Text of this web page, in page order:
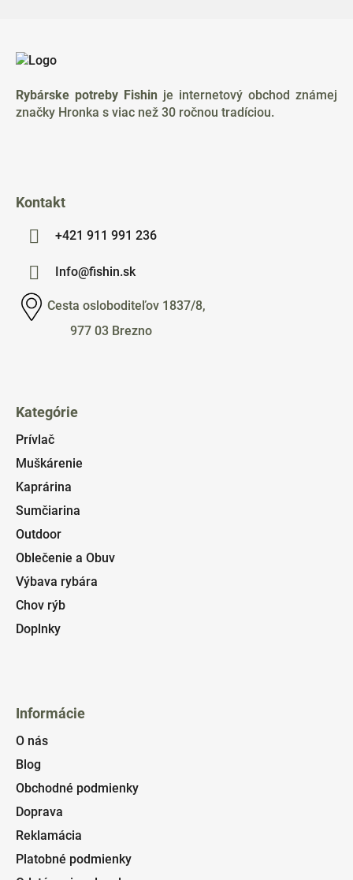
Rybárske potreby Fishin je internetový obchod známej
značky Hronka s viac než 30 ročnou tradíciou.
Kontakt
+421 911 991 236
Info@fishin.sk
Cesta osloboditeľov 1837/8,
977 03 Brezno
Kategórie
Prívlač
Muškárenie
Kaprárina
Sumčiarina
Outdoor
Oblečenie a Obuv
Výbava rybára
Chov rýb
Doplnky
Informácie
O nás
Blog
Obchodné podmienky
Doprava
Reklamácia
Platobné podmienky